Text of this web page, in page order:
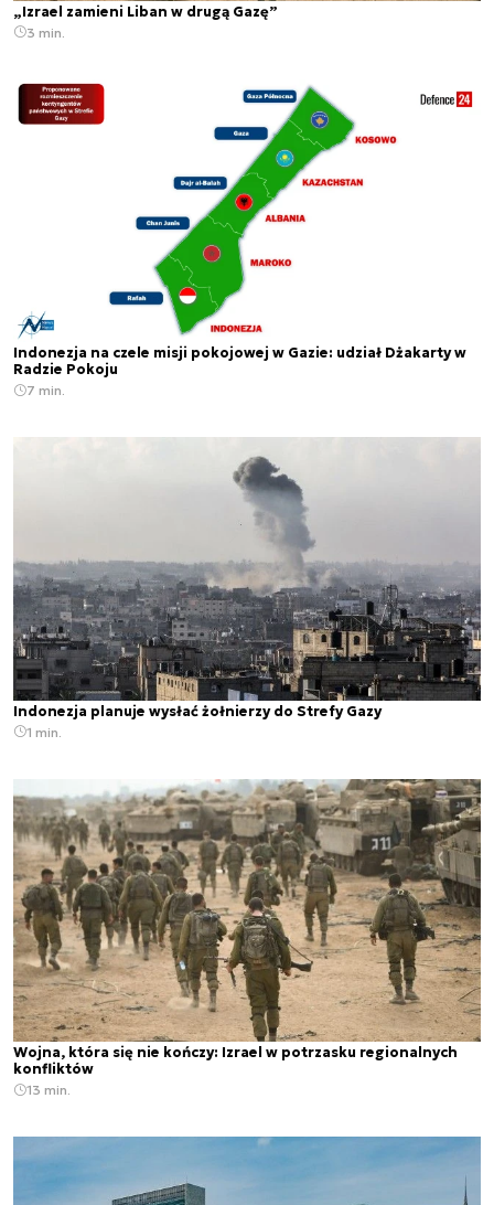
„Izrael zamieni Liban w drugą Gazę”
3 min.
Indonezja na czele misji pokojowej w Gazie: udział Dżakarty w
Radzie Pokoju
7 min.
Indonezja planuje wysłać żołnierzy do Strefy Gazy
1 min.
Wojna, która się nie kończy: Izrael w potrzasku regionalnych
konfliktów
13 min.